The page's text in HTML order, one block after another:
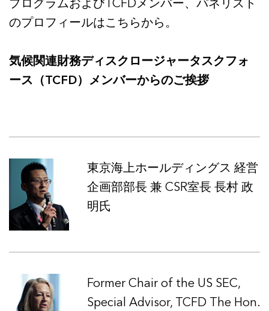
プログラムおよびTCFDメンバー、パネリスト
のプロフィールはこちらから。
気候関連財務ディスクロージャータスクフォ
ース（TCFD）メンバーからのご挨拶
東京海上ホールディングス 経営
企画部部長 兼 CSR室長 長村 政
明氏
Former Chair of the US SEC,
Special Advisor, TCFD The Hon.